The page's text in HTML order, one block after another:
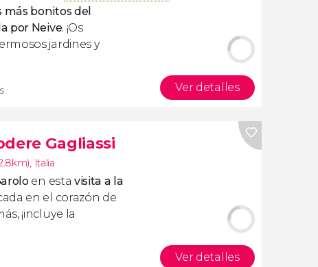
más bonitos del
por Neive. ¡Os
jardines y
Ver detalles
Gagliassi
, Italia
en esta visita a la
en el corazón de
¡incluye la
Ver detalles